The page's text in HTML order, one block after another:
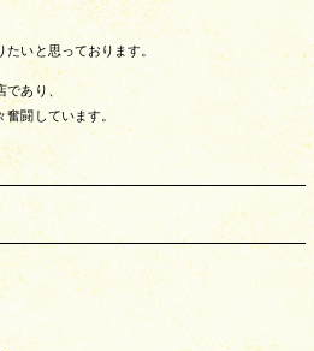
いと思っております。
であり、
闘しています。